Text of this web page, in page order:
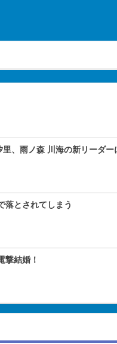
汐里、雨ノ森 川海の新リ
落とされてしまう
撃結婚！